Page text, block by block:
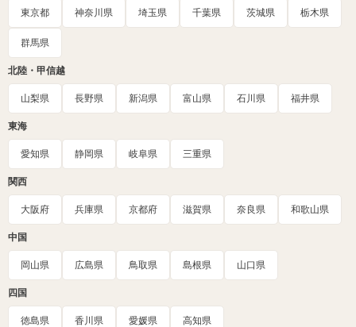
東京都 神奈川県 埼玉県 千葉県 茨城県 栃木県
群馬県
北陸・甲信越
山梨県 長野県 新潟県 富山県 石川県 福井県
東海
愛知県 静岡県 岐阜県 三重県
関西
大阪府 兵庫県 京都府 滋賀県 奈良県 和歌山県
中国
岡山県 広島県 鳥取県 島根県 山口県
四国
徳島県 香川県 愛媛県 高知県